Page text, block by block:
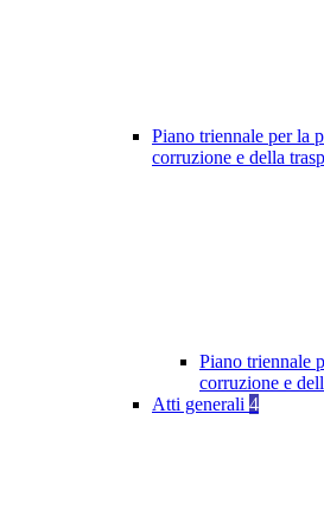
Piano triennale per la
corruzione e della
Piano triennale
corruzione e
Atti generali 4